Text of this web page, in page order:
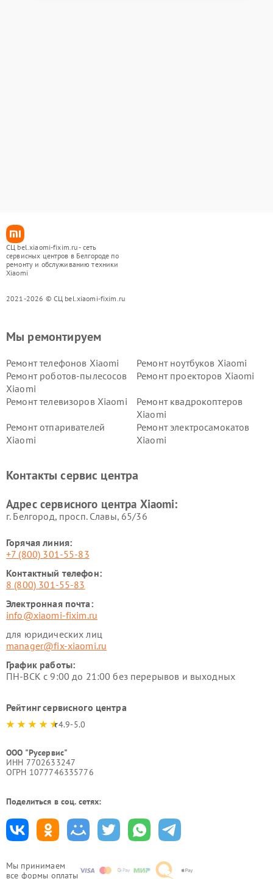
СЦ bel.xiaomi-fixim.ru - сеть
сервисных центров в Белгороде по
ремонту и обслуживанию техники
Xiaomi
2021-2026 © СЦ bel.xiaomi-fixim.ru
Мы принимаем
все формы оплаты
Мы ремонтируем
Ремонт телефонов Xiaomi
Ремонт ноутбуков Xiaomi
Ремонт роботов-пылесосов
Xiaomi
Ремонт проекторов Xiaomi
Ремонт телевизоров Xiaomi
Ремонт квадрокоптеров
Xiaomi
Ремонт отпаривателей
Xiaomi
Ремонт электросамокатов
Xiaomi
Ремонт стиральных машин
Ремонт смарт-часов Xiaomi
Контакты сервис центра
Адрес сервисного центра Xiaomi:
г. Белгород, просп. Славы, 65/36
Горячая линия:
+7 (800) 301-55-83
Контактный телефон:
8 (800) 301-55-83
Электронная почта:
info@xiaomi-fixim.ru
для юридических лиц
manager@fix-xiaomi.ru
График работы:
ПН-ВСК с 9:00 до 21:00 без перерывов и выходных
Рейтинг сервисного центра
4.9-5.0
ООО "Русервис"
ИНН 7702633247
ОГРН 1077746335776
Поделиться в соц. сетях: